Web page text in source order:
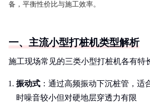
备，平衡性价比与施工效率。
一、主流小型打桩机类型解析
施工现场常见的三类小型打桩机各有特
振动式 ：通过高频振动下沉桩管，适
时噪音较小但对硬地层穿透力有限